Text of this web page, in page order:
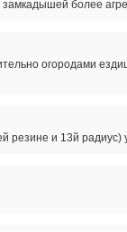
более
огородами
резине и 13й радиус)